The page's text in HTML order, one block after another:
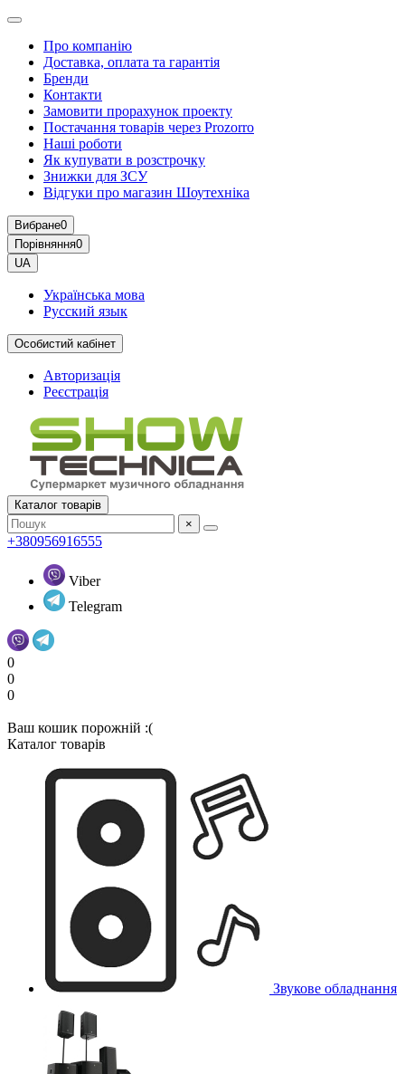
Про компанію
Доставка, оплата та гарантія
Бренди
Контакти
Замовити прорахунок проекту
Постачання товарів через Prozorro
Наші роботи
Як купувати в розстрочку
Знижки для ЗСУ
Відгуки про магазин Шоутехнiка
Вибране0
Порівняння0
UA
Українська мова
Русский язык
Особистий кабінет
Авторизація
Реєстрація
Каталог товарів
×
+380956916555
Viber
Telegram
0
0
0
Ваш кошик порожній :(
Каталог товарів
Звукове обладнання